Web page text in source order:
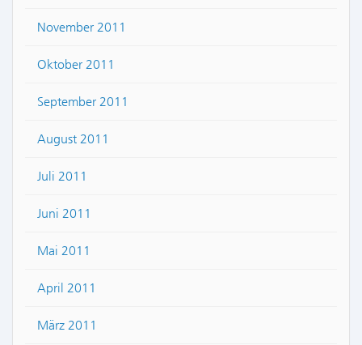
November 2011
Oktober 2011
September 2011
August 2011
Juli 2011
Juni 2011
Mai 2011
April 2011
März 2011